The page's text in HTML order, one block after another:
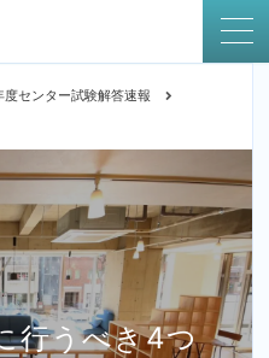
度センター試験解答速報
行うべき4つ